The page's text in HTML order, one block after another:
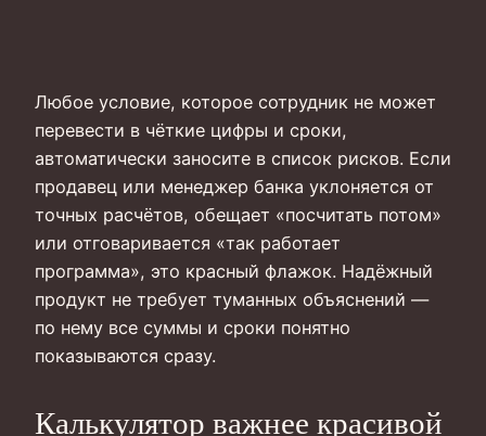
Любое условие, которое сотрудник не может
перевести в чёткие цифры и сроки,
автоматически заносите в список рисков. Если
продавец или менеджер банка уклоняется от
точных расчётов, обещает «посчитать потом»
или отговаривается «так работает
программа», это красный флажок. Надёжный
продукт не требует туманных объяснений —
по нему все суммы и сроки понятно
показываются сразу.
Калькулятор важнее красивой